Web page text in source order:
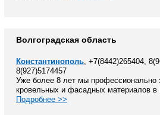
Волгоградская область
Константинополь, +7(8442)265404,
8(927)5174457
Уже более 8 лет мы профессионально
кровельных и фасадных материалов в
Подробнее >>